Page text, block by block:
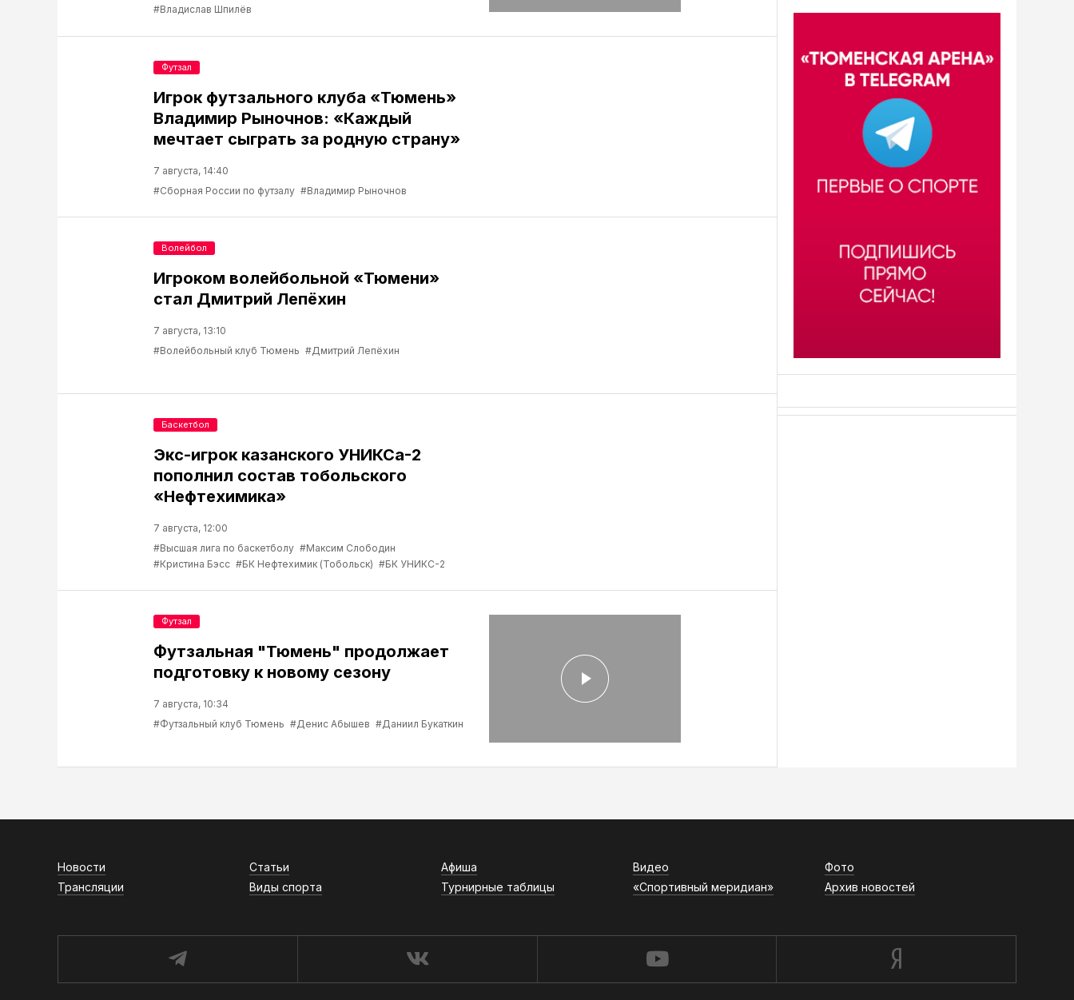
#Владислав Шпилёв
Игрок футзального клуба «Тюмень»
Владимир Рыночнов: «Каждый
мечтает сыграть за родную страну»
7 августа, 14:40
#Сборная России по футзалу #Владимир Рыночнов
Футзал
Игроком волейбольной «Тюмени»
стал Дмитрий Лепёхин
7 августа, 13:10
#Волейбольный клуб Тюмень #Дмитрий Лепёхин
Волейбол
Экс-игрок казанского УНИКСа-2
пополнил состав тобольского
«Нефтехимика»
7 августа, 12:00
#Высшая лига по баскетболу #Максим Слободин
#Кристина Бэсс #БК Нефтехимик (Тобольск) #БК УНИКС-2
Баскетбол
Футзальная "Тюмень" продолжает
подготовку к новому сезону
7 августа, 10:34
#Футзальный клуб Тюмень #Денис Абышев #Даниил Букаткин
Футзал
Новости Статьи Афиша Видео
Фото
Трансляции
Виды спорта Турнирные таблицы «Спортивный меридиан» Архив новостей